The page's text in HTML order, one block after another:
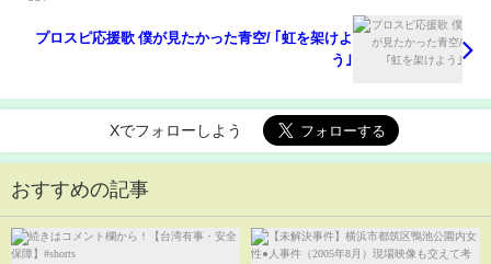
プロスピ応援歌 僕が見たかった青空/ ｢虹を架けよ
う｣
Xでフォローしよう
おすすめの記事